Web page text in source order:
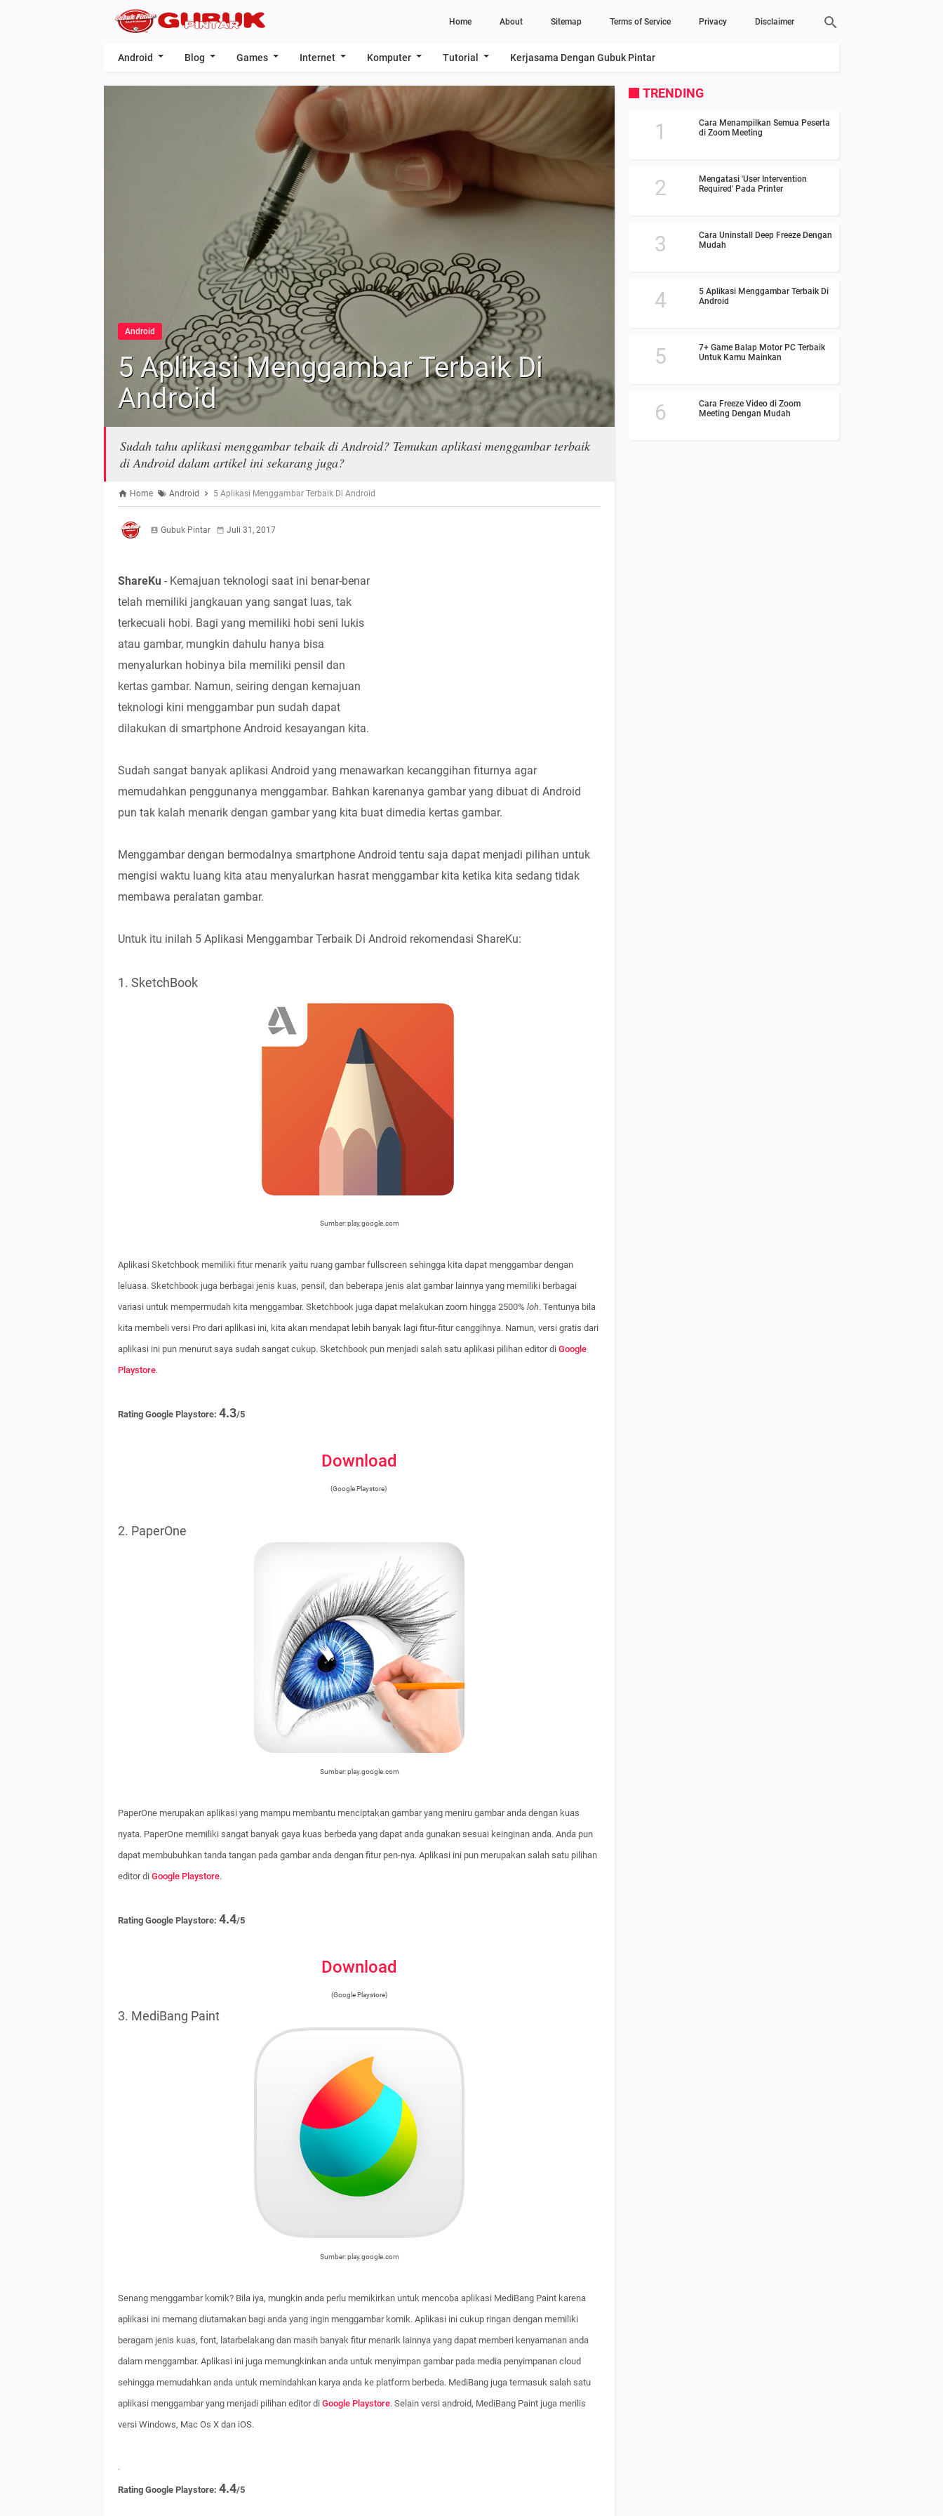
Home About Sitemap Terms of Service Privacy Disclaimer
Android Blog Games Internet Komputer Tutorial Kerjasama Dengan Gubuk Pintar
Android
5 Aplikasi Menggambar Terbaik Di
Android
Sudah tahu aplikasi menggambar tebaik di Android? Temukan aplikasi menggambar terbaik
di Android dalam artikel ini sekarang juga?
Home Android 5 Aplikasi Menggambar Terbaik Di Android
Gubuk Pintar Juli 31, 2017
ShareKu - Kemajuan teknologi saat ini benar-benar
telah memiliki jangkauan yang sangat luas, tak
terkecuali hobi. Bagi yang memiliki hobi seni lukis
atau gambar, mungkin dahulu hanya bisa
menyalurkan hobinya bila memiliki pensil dan
kertas gambar. Namun, seiring dengan kemajuan
teknologi kini menggambar pun sudah dapat
dilakukan di smartphone Android kesayangan kita.
Sudah sangat banyak aplikasi Android yang menawarkan kecanggihan fiturnya agar
memudahkan penggunanya menggambar. Bahkan karenanya gambar yang dibuat di Android
pun tak kalah menarik dengan gambar yang kita buat dimedia kertas gambar.
Menggambar dengan bermodalnya smartphone Android tentu saja dapat menjadi pilihan untuk
mengisi waktu luang kita atau menyalurkan hasrat menggambar kita ketika kita sedang tidak
membawa peralatan gambar.
Untuk itu inilah 5 Aplikasi Menggambar Terbaik Di Android rekomendasi ShareKu:
1. SketchBook
Sumber: play.google.com
Aplikasi Sketchbook memiliki fitur menarik yaitu ruang gambar fullscreen sehingga kita dapat menggambar dengan
leluasa. Sketchbook juga berbagai jenis kuas, pensil, dan beberapa jenis alat gambar lainnya yang memiliki berbagai
variasi untuk mempermudah kita menggambar. Sketchbook juga dapat melakukan zoom hingga 2500% loh. Tentunya bila
kita membeli versi Pro dari aplikasi ini, kita akan mendapat lebih banyak lagi fitur-fitur canggihnya. Namun, versi gratis dari
aplikasi ini pun menurut saya sudah sangat cukup. Sketchbook pun menjadi salah satu aplikasi pilihan editor di Google
Playstore.
Rating Google Playstore: 4.3/5
Download
(Google Playstore)
2. PaperOne
Sumber: play.google.com
PaperOne merupakan aplikasi yang mampu membantu menciptakan gambar yang meniru gambar anda dengan kuas
nyata. PaperOne memiliki sangat banyak gaya kuas berbeda yang dapat anda gunakan sesuai keinginan anda. Anda pun
dapat membubuhkan tanda tangan pada gambar anda dengan fitur pen-nya. Aplikasi ini pun merupakan salah satu pilihan
editor di Google Playstore.
Rating Google Playstore: 4.4/5
Download
(Google Playstore)
3. MediBang Paint
Sumber: play.google.com
Senang menggambar komik? Bila iya, mungkin anda perlu memikirkan untuk mencoba aplikasi MediBang Paint karena
aplikasi ini memang diutamakan bagi anda yang ingin menggambar komik. Aplikasi ini cukup ringan dengan memiliki
beragam jenis kuas, font, latarbelakang dan masih banyak fitur menarik lainnya yang dapat memberi kenyamanan anda
dalam menggambar. Aplikasi ini juga memungkinkan anda untuk menyimpan gambar pada media penyimpanan cloud
sehingga memudahkan anda untuk memindahkan karya anda ke platform berbeda. MediBang juga termasuk salah satu
aplikasi menggambar yang menjadi pilihan editor di Google Playstore. Selain versi android, MediBang Paint juga merilis
versi Windows, Mac Os X dan iOS.
Rating Google Playstore: 4.4/5
TRENDING
Cara Menampilkan Semua Peserta
di Zoom Meeting
Mengatasi 'User Intervention
Required' Pada Printer
Cara Uninstall Deep Freeze Dengan
Mudah
5 Aplikasi Menggambar Terbaik Di
Android
7+ Game Balap Motor PC Terbaik
Untuk Kamu Mainkan
Cara Freeze Video di Zoom
Meeting Dengan Mudah